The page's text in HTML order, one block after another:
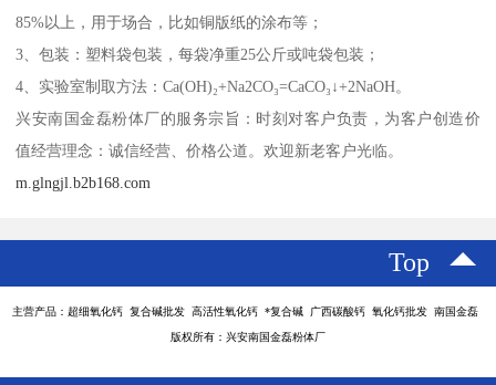
85%以上，用于场合，比如铜版纸的涂布等；
3、包装：塑料袋包装，每袋净重25公斤或吨袋包装；
4、实验室制取方法：Ca(OH)₂+Na2CO₃=CaCO₃↓+2NaOH。
兴安南国金磊粉体厂的服务宗旨：时刻对客户负责，为客户创造价
值经营理念：诚信经营、价格公道。欢迎新老客户光临。
m.glngjl.b2b168.com
Top
主营产品：超细氧化钙 复合碱批发 高活性氧化钙 *复合碱 广西碳酸钙 氧化钙批发 南国金磊
版权所有：兴安南国金磊粉体厂